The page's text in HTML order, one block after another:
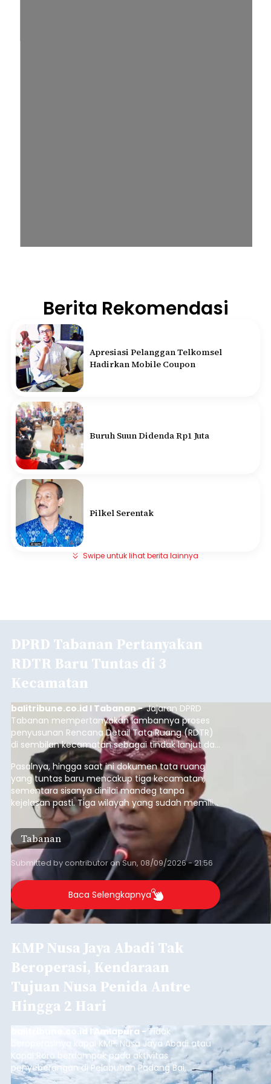
Berita Rekomendasi
Apresiasi Pelanggan Telkomsel
Hadirkan Mobile Coupon
Buruh Suun Didenda Rp1 Juta
Pilkel Serentak
Swipe untuk lihat berita lainnya
DPRD Tabanan Pertanyakan
RDTR Baru Tuntas di 3
Kecamatan
balitribune.co.id I Tabanan -Jajaran DPRD
Tabanan mempertanyakan lambannya proses
penyusunan Rencana Detail Tata Ruang (RDTR)
di sembilan kecamatan sebagai tindak lanjut dari
pelaksanaan RTRW.
Pasalnya, hingga saat ini dokumen tata ruang
yang tuntas baru mencakup tiga kecamatan,
sementara sisanya dinilai mandeg tanpa
kejelasan pasti. Tiga wilayah yang sudah memiliki
RDTR tersebut meliputi Kecamatan Kediri,
Tabanan, dan Selemadeg Barat.
Tabanan
Submitted bycontributoronSun, 08/09/2026 - 21:56
Baca Selengkapnya
KMP Nusa Jaya Abadi Tak
Beroperasi, Kendaraan
Tujuan Nusa Penida Antre
Hingga 2 Hari
balitribune.co.id I Amlapura - Tidak
beroperasinya kapal KMP. Nusa Jaya Abadi atau
Kapal Roro berdampak pada aktivitas
penyeberangan di Pelabuhan Padang Bai,
Karangasem. Puluhan kendaraan truk, Pick Up